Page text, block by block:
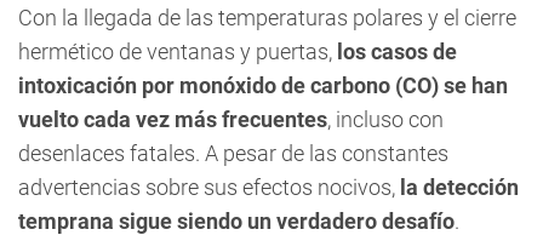
Con la llegada de las temperaturas polares y el cierre
hermético de ventanas y puertas, los casos de
intoxicación por monóxido de carbono (CO) se han
vuelto cada vez más frecuentes, incluso con
desenlaces fatales. A pesar de las constantes
advertencias sobre sus efectos nocivos, la detección
temprana sigue siendo un verdadero desafío.